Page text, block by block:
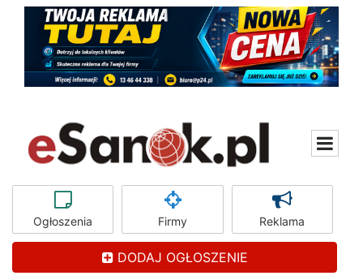
Ogłoszenia Firmy Reklama
DODAJ OGŁOSZENIE